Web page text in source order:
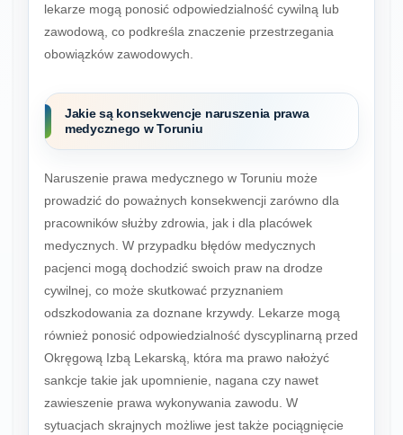
lekarze mogą ponosić odpowiedzialność cywilną lub
zawodową, co podkreśla znaczenie przestrzegania
obowiązków zawodowych.
Jakie są konsekwencje naruszenia prawa
medycznego w Toruniu
Naruszenie prawa medycznego w Toruniu może
prowadzić do poważnych konsekwencji zarówno dla
pracowników służby zdrowia, jak i dla placówek
medycznych. W przypadku błędów medycznych
pacjenci mogą dochodzić swoich praw na drodze
cywilnej, co może skutkować przyznaniem
odszkodowania za doznane krzywdy. Lekarze mogą
również ponosić odpowiedzialność dyscyplinarną przed
Okręgową Izbą Lekarską, która ma prawo nałożyć
sankcje takie jak upomnienie, nagana czy nawet
zawieszenie prawa wykonywania zawodu. W
sytuacjach skrajnych możliwe jest także pociągnięcie